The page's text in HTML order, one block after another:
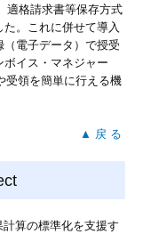
適格請求書等保存方式
た。これに併せて導入
電子データ）で授受
イス・マネジャー
受領を簡単に行える機
▲ 戻 る
算の標準化を支援す